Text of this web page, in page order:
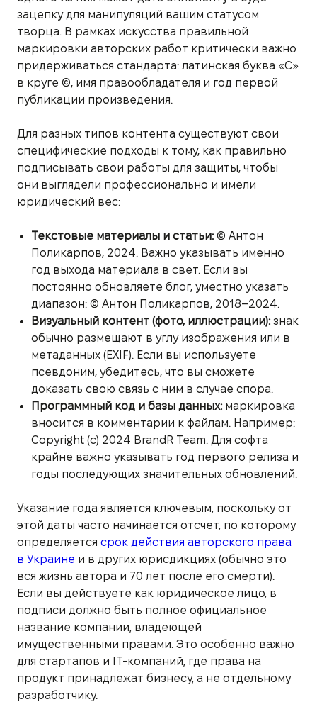
зацепку для манипуляций вашим статусом
творца. В рамках искусства правильной
маркировки авторских работ критически важно
придерживаться стандарта: латинская буква «C»
в круге ©, имя правообладателя и год первой
публикации произведения.
Для разных типов контента существуют свои
специфические подходы к тому, как правильно
подписывать свои работы для защиты, чтобы
они выглядели профессионально и имели
юридический вес:
Текстовые материалы и статьи:© Антон
Поликарпов, 2024. Важно указывать именно
год выхода материала в свет. Если вы
постоянно обновляете блог, уместно указать
диапазон: © Антон Поликарпов, 2018–2024.
Визуальный контент (фото, иллюстрации):знак
обычно размещают в углу изображения или в
метаданных (EXIF). Если вы используете
псевдоним, убедитесь, что вы сможете
доказать свою связь с ним в случае спора.
Программный код и базы данных:маркировка
вносится в комментарии к файлам. Например:
Copyright (c) 2024 BrandR Team. Для софта
крайне важно указывать год первого релиза и
годы последующих значительных обновлений.
Указание года является ключевым, поскольку от
этой даты часто начинается отсчет, по которому
определяется срок действия авторского права
в Украине и в других юрисдикциях (обычно это
вся жизнь автора и 70 лет после его смерти).
Если вы действуете как юридическое лицо, в
подписи должно быть полное официальное
название компании, владеющей
имущественными правами. Это особенно важно
для стартапов и IT-компаний, где права на
продукт принадлежат бизнесу, а не отдельному
разработчику.